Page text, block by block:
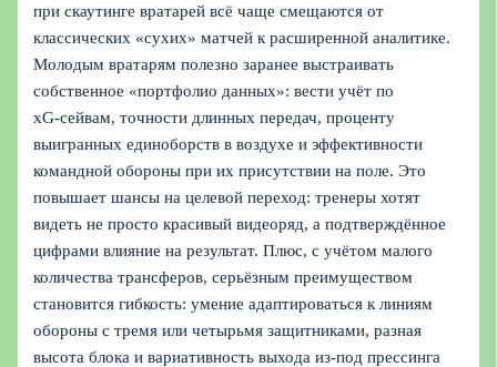
при скаутинге вратарей всё чаще смещаются от
классических «сухих» матчей к расширенной аналитике.
Молодым вратарям полезно заранее выстраивать
собственное «портфолио данных»: вести учёт по
xG‑сейвам, точности длинных передач, проценту
выигранных единоборств в воздухе и эффективности
командной обороны при их присутствии на поле. Это
повышает шансы на целевой переход: тренеры хотят
видеть не просто красивый видеоряд, а подтверждённое
цифрами влияние на результат. Плюс, с учётом малого
количества трансферов, серьёзным преимуществом
становится гибкость: умение адаптироваться к линиям
обороны с тремя или четырьмя защитниками, разная
высота блока и вариативность выхода из‑под прессинга